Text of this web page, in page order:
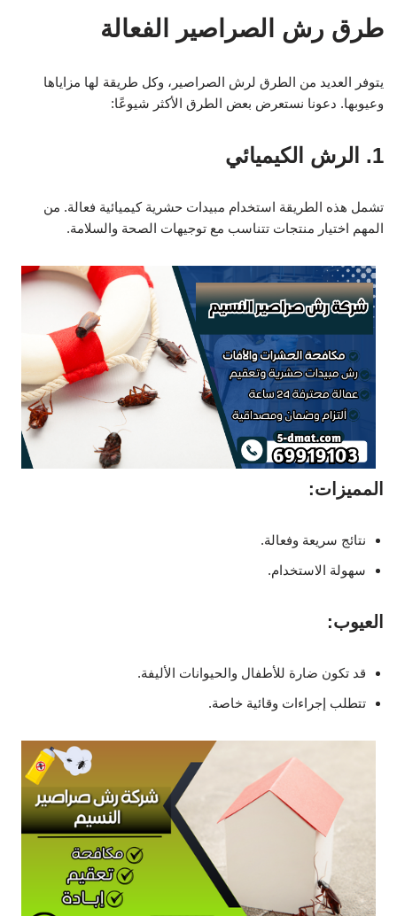
طرق رش الصراصير الفعالة
يتوفر العديد من الطرق لرش الصراصير، وكل طريقة لها مزاياها
وعيوبها. دعونا نستعرض بعض الطرق الأكثر شيوعًا:
1. الرش الكيميائي
تشمل هذه الطريقة استخدام مبيدات حشرية كيميائية فعالة. من
المهم اختيار منتجات تتناسب مع توجيهات الصحة والسلامة.
المميزات:
نتائج سريعة وفعالة.
سهولة الاستخدام.
العيوب:
قد تكون ضارة للأطفال والحيوانات الأليفة.
تتطلب إجراءات وقائية خاصة.